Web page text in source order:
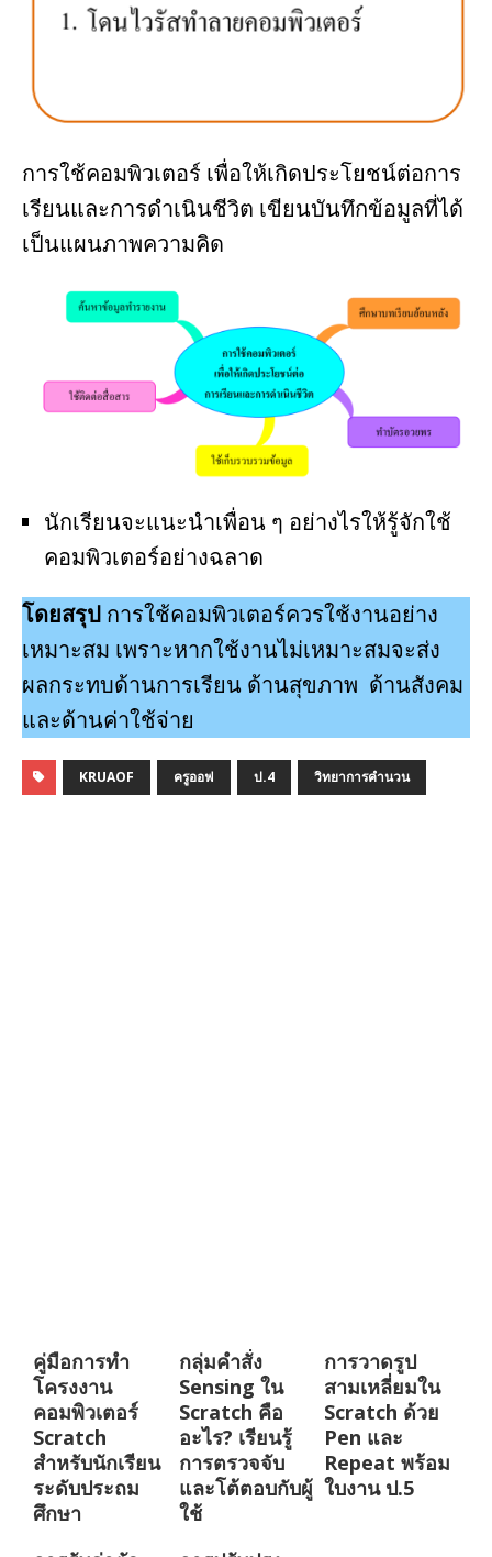
การใช้คอมพิวเตอร์ เพื่อให้เกิดประโยชน์ต่อการ
เรียนและการดำเนินชีวิต เขียนบันทึกข้อมูลที่ได้
เป็นแผนภาพความคิด
นักเรียนจะแนะนำเพื่อน ๆ อย่างไรให้รู้จักใช้
คอมพิวเตอร์อย่างฉลาด
โดยสรุป การใช้คอมพิวเตอร์ควรใช้งานอย่าง
เหมาะสม เพราะหากใช้งานไม่เหมาะสมจะส่ง
ผลกระทบด้านการเรียน ด้านสุขภาพ ด้านสังคม
และด้านค่าใช้จ่าย
KRUAOF ครูออฟ ป.4 วิทยาการคำนวน
คู่มือการทำ
โครงงาน
คอมพิวเตอร์
Scratch
สำหรับนักเรียน
ระดับประถม
ศึกษา
กลุ่มคำสั่ง
Sensing ใน
Scratch คือ
อะไร? เรียนรู้
การตรวจจับ
และโต้ตอบกับผู้
ใช้
การวาดรูป
สามเหลี่ยมใน
Scratch ด้วย
Pen และ
Repeat พร้อม
ใบงาน ป.5